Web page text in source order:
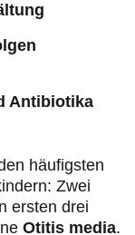
Antibiotika
häufigsten
Zwei
ersten drei
Otitis media.